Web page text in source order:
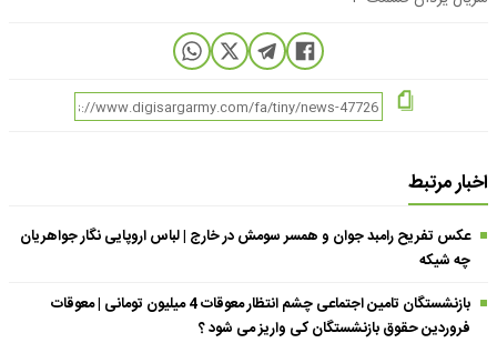
اخبار مرتبط
عکس تفریح رامبد جوان و همسر سومش در خارج | لباس اروپایی نگار جواهریان
چه شیکه
بازنشستگان تامین اجتماعی چشم انتظار معوقات 4 میلیون تومانی | معوقات
فروردین حقوق بازنشستگان کی واریز می شود ؟